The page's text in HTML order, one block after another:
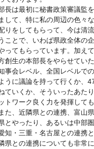
長は最初に秘書政策審議監
して、特に私の周辺の色々
りをしてもらって、今は清
ことで、いわば県政全体の
ってもらっています。加え
創生の本部長をやらせてい
事会レベル、全国レベルでの
うに議論を持って行くか、
ていくか、そういったあた
トワーク良く力を発揮して
た、近隣県との連携、富山県
とやったり、あるいは中部
知・三重・名古屋との連携
県との連携についても非常